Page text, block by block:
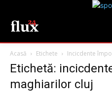
Acasă Etichete Incicdente
Etichetă:
maghiarilor cluj